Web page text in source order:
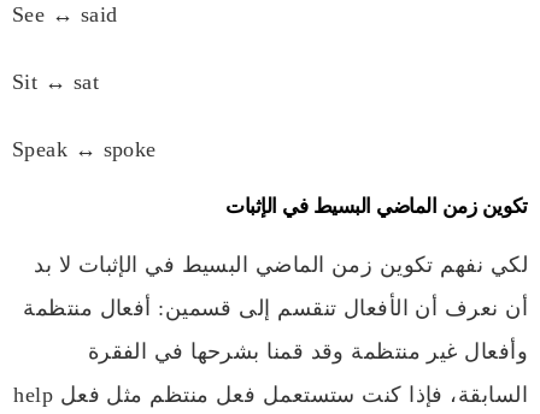
See ↔ said
Sit ↔ sat
Speak ↔ spoke
تكوين زمن الماضي البسيط في الإثبات
لكي نفهم تكوين زمن الماضي البسيط في الإثبات لا بد
أن نعرف أن الأفعال تنقسم إلى قسمين: أفعال منتظمة
وأفعال غير منتظمة وقد قمنا بشرحها في الفقرة
السابقة، فإذا كنت ستستعمل فعل منتظم مثل فعل help